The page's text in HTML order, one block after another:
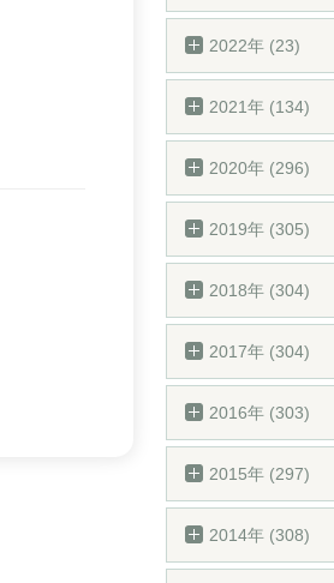
2022年 (23)
2021年 (134)
2020年 (296)
2019年 (305)
2018年 (304)
2017年 (304)
2016年 (303)
2015年 (297)
2014年 (308)